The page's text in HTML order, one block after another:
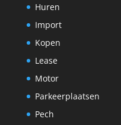
Huren
Import
Kopen
Lease
Motor
Parkeerplaatsen
Pech